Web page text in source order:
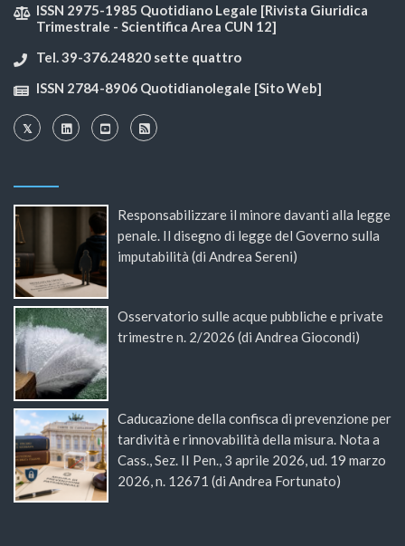
ISSN 2975-1985 Quotidiano Legale [Rivista Giuridica
Trimestrale - Scientifica Area CUN 12]
Tel. 39-376.24820 sette quattro
ISSN 2784-8906 Quotidianolegale [Sito Web]
Responsabilizzare il minore davanti alla legge
penale. Il disegno di legge del Governo sulla
imputabilità (di Andrea Sereni)
Osservatorio sulle acque pubbliche e private
trimestre n. 2/2026 (di Andrea Giocondi)
Caducazione della confisca di prevenzione per
tardività e rinnovabilità della misura. Nota a
Cass., Sez. II Pen., 3 aprile 2026, ud. 19 marzo
2026, n. 12671 (di Andrea Fortunato)